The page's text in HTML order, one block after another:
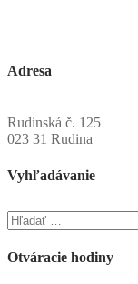
Adresa
Rudinská č. 125
023 31 Rudina
Vyhľadávanie
Hľadať:
Otváracie hodiny